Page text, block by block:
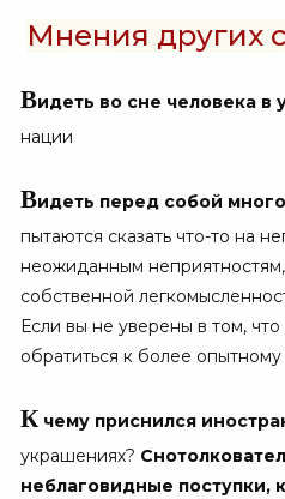
Мнения других
Видеть во сне человека в
нации
Видеть перед собой
пытаются сказать что-то на
неожиданным
собственной
Если вы не уверены в том, что
обратиться к более
К чему приснился
украшениях?
неблаговидные поступки,